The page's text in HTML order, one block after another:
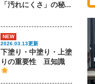
「汚れにくさ」の秘...
NEW
2026.03.13更新
下塗り・中塗り・上塗
りの重要性 豆知識